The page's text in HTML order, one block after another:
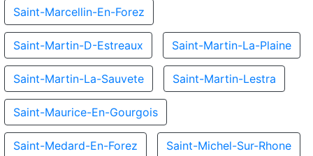
Saint-Marcellin-En-Forez
Saint-Martin-D-Estreaux Saint-Martin-La-Plaine
Saint-Martin-La-Sauvete Saint-Martin-Lestra
Saint-Maurice-En-Gourgois
Saint-Medard-En-Forez Saint-Michel-Sur-Rhone